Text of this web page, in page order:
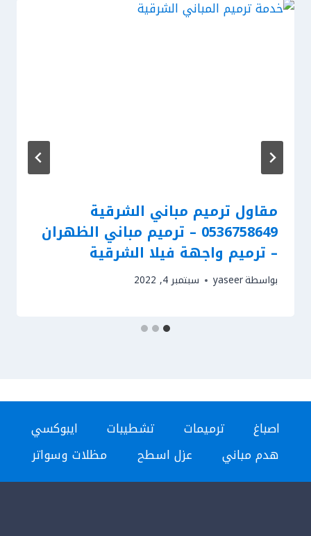
مقاول ترميم مباني الشرقية
0536758649 – ترميم مباني الظهران
– ترميم واجهة فيلا الشرقية
بواسطةyaseer سبتمبر 4, 2022
اصباغ ترميمات تشطيبات
ايبوكسي
هدم مباني
عزل اسطح مظلات وسواتر